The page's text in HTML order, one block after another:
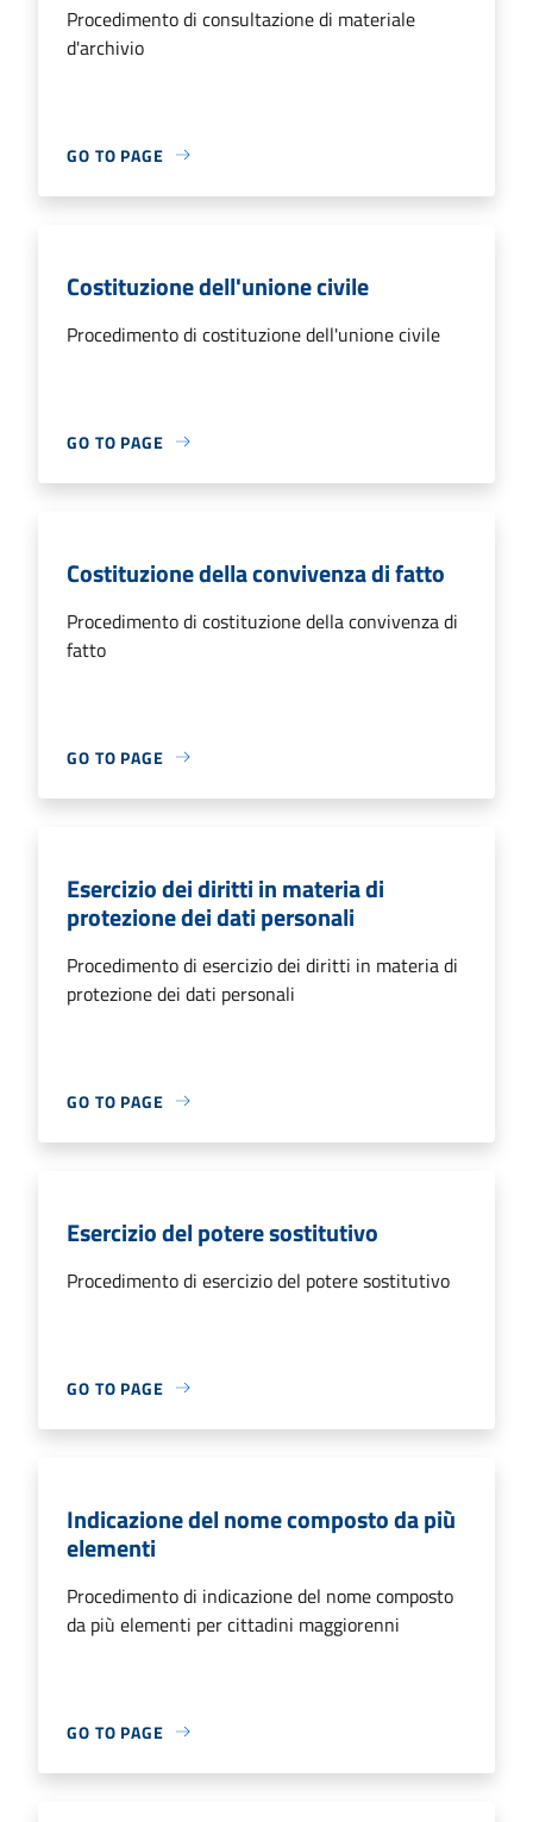
Procedimento di consultazione di materiale
d'archivio
GO TO PAGE
Costituzione dell'unione civile
Procedimento di costituzione dell'unione civile
GO TO PAGE
Costituzione della convivenza di fatto
Procedimento di costituzione della convivenza di
fatto
GO TO PAGE
Esercizio dei diritti in materia di
protezione dei dati personali
Procedimento di esercizio dei diritti in materia di
protezione dei dati personali
GO TO PAGE
Esercizio del potere sostitutivo
Procedimento di esercizio del potere sostitutivo
GO TO PAGE
Indicazione del nome composto da più
elementi
Procedimento di indicazione del nome composto
da più elementi per cittadini maggiorenni
GO TO PAGE